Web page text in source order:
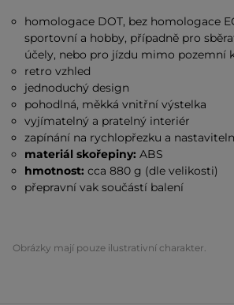
homologace DOT, bez homologace
sportovní a hobby, případně pro
účely, nebo pro jízdu mimo pozemní
retro vzhled
jednoduchý design
pohodlná, měkká vnitřní výstelka
vyjímatelný a pratelný interiér
zapínání na rychlopřezku a
materiál skořepiny: ABS
hmotnost:cca 880 g (dle velikosti)
přepravní vak součástí balení
Obrázky mají pouze ilustrativní charakter.